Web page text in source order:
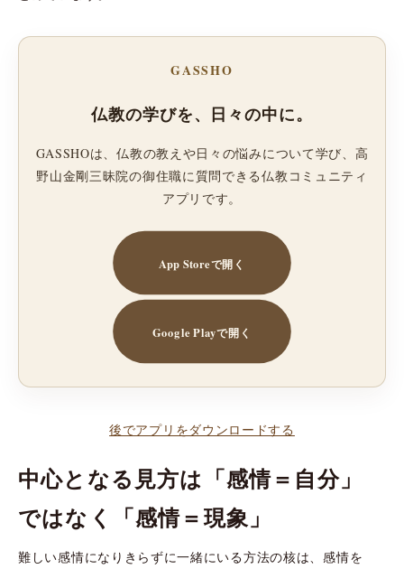
GASSHO
仏教の学びを、日々の中に。
GASSHOは、仏教の教えや日々の悩みについて学び、高
野山金剛三昧院の御住職に質問できる仏教コミュニティ
アプリです。
App Storeで開く
Google Playで開く
後でアプリをダウンロードする
中心となる見方は「感情＝自分」
ではなく「感情＝現象」
難しい感情になりきらずに一緒にいる方法の核は、感情を